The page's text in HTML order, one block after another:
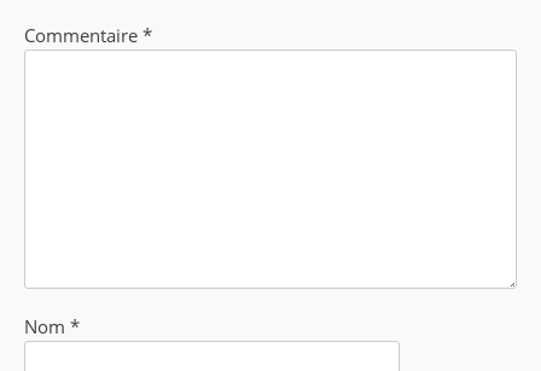
Commentaire*
Nom *